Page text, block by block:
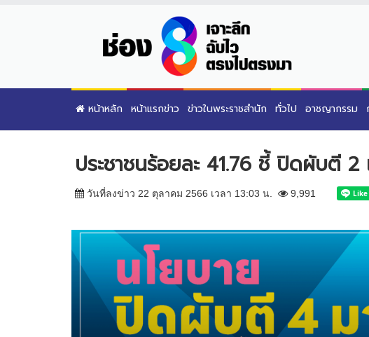
หน้าหลัก หน้าแรกข่าว ข่าวในพระราชสำนัก ทั่วไป อาชญากรรม
ประชาชนร้อยละ 41.76 ชี้ ปิดผับตี 2
วันที่ลงข่าว 22 ตุลาคม 2566 เวลา 13:03 น. 9,991